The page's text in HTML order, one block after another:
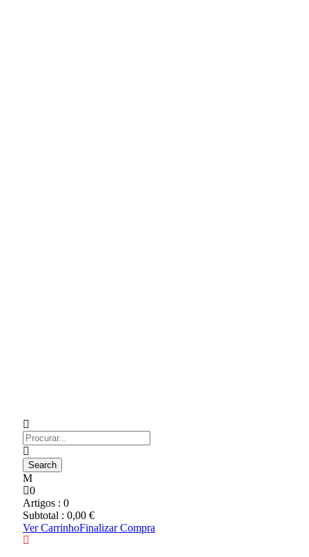
0
Artigos : 0
Subtotal : 0,00 €
Ver CarrinhoFinalizar Compra